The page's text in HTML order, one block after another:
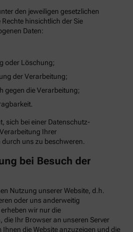
den jeweiligen gesetzlichen
hinsichtlich der Sie
Daten:
oder Löschung;
der Verarbeitung;
gegen die Verarbeitung;
sich bei einer Datenschutz-
Ihrer
uns zu beschweren.
bei Besuch der
Nutzung unserer Website, d.h.
oder uns anderweitig
wir nur die
die Ihr Browser an unseren Server
die Website anzuzeigen und die